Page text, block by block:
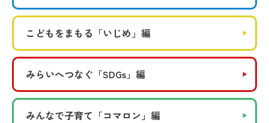
こどもをまもる 「いじめ」編
みらいへつなぐ 「SDGs」編
みんなで子育て 「コマロン」編